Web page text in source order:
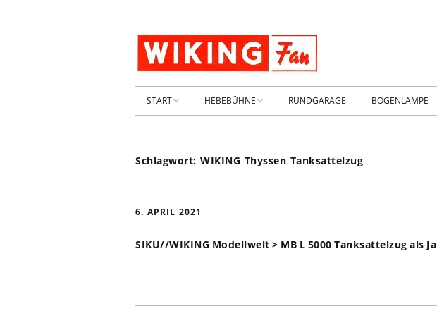
START
ARCHIV 2009-2014
HEBEBÜHNE
HEBEBÜHNE 2025
HEBEBÜHNE 2021
RUNDGARAGE BOGENLAMPE
Schlagwort: WIKING Thyssen Tanksattelzug
6. APRIL 2021
SIKU//WIKING Modellwelt > MB L 5000 Tanksattelzug als